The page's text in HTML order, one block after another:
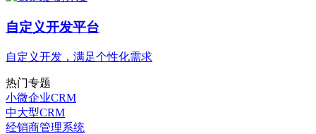
自定义开发平台
自定义开发，满足个性化需求
热门专题
小微企业CRM
中大型CRM
经销商管理系统